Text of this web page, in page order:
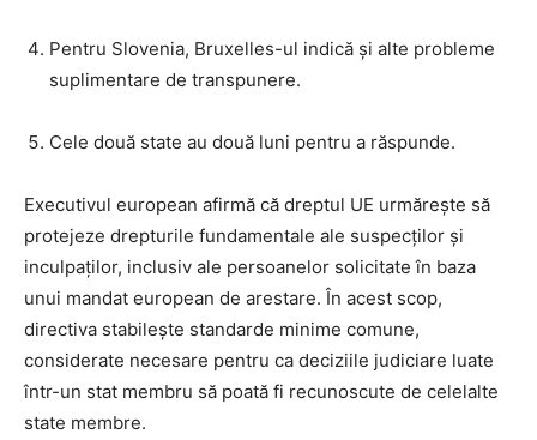
Pentru Slovenia, Bruxelles-ul indică și alte probleme
suplimentare de transpunere.
Cele două state au două luni pentru a răspunde.
Executivul european afirmă că dreptul UE urmărește să
protejeze drepturile fundamentale ale suspecților și
inculpaților, inclusiv ale persoanelor solicitate în baza
unui mandat european de arestare. În acest scop,
directiva stabilește standarde minime comune,
considerate necesare pentru ca deciziile judiciare luate
într-un stat membru să poată fi recunoscute de celelalte
state membre.